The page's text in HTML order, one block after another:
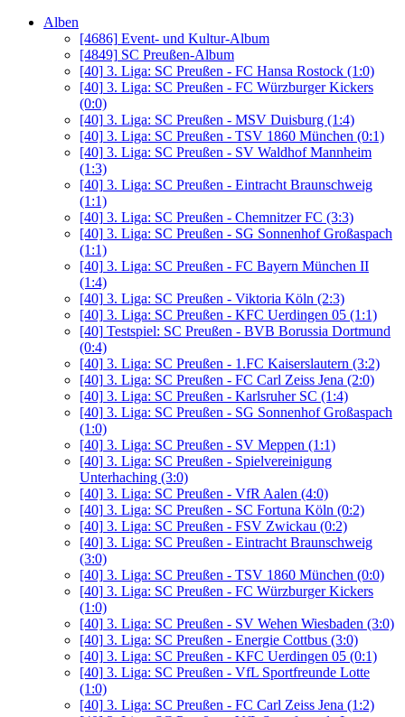
Alben
[4686] Event- und Kultur-Album
[4849] SC Preußen-Album
[40] 3. Liga: SC Preußen - FC Hansa Rostock (1:0)
[40] 3. Liga: SC Preußen - FC Würzburger Kickers
(0:0)
[40] 3. Liga: SC Preußen - MSV Duisburg (1:4)
[40] 3. Liga: SC Preußen - TSV 1860 München (0:1)
[40] 3. Liga: SC Preußen - SV Waldhof Mannheim
(1:3)
[40] 3. Liga: SC Preußen - Eintracht Braunschweig
(1:1)
[40] 3. Liga: SC Preußen - Chemnitzer FC (3:3)
[40] 3. Liga: SC Preußen - SG Sonnenhof Großaspach
(1:1)
[40] 3. Liga: SC Preußen - FC Bayern München II
(1:4)
[40] 3. Liga: SC Preußen - Viktoria Köln (2:3)
[40] 3. Liga: SC Preußen - KFC Uerdingen 05 (1:1)
[40] Testspiel: SC Preußen - BVB Borussia Dortmund
(0:4)
[40] 3. Liga: SC Preußen - 1.FC Kaiserslautern (3:2)
[40] 3. Liga: SC Preußen - FC Carl Zeiss Jena (2:0)
[40] 3. Liga: SC Preußen - Karlsruher SC (1:4)
[40] 3. Liga: SC Preußen - SG Sonnenhof Großaspach
(1:0)
[40] 3. Liga: SC Preußen - SV Meppen (1:1)
[40] 3. Liga: SC Preußen - Spielvereinigung
Unterhaching (3:0)
[40] 3. Liga: SC Preußen - VfR Aalen (4:0)
[40] 3. Liga: SC Preußen - SC Fortuna Köln (0:2)
[40] 3. Liga: SC Preußen - FSV Zwickau (0:2)
[40] 3. Liga: SC Preußen - Eintracht Braunschweig
(3:0)
[40] 3. Liga: SC Preußen - TSV 1860 München (0:0)
[40] 3. Liga: SC Preußen - FC Würzburger Kickers
(1:0)
[40] 3. Liga: SC Preußen - SV Wehen Wiesbaden (3:0)
[40] 3. Liga: SC Preußen - Energie Cottbus (3:0)
[40] 3. Liga: SC Preußen - KFC Uerdingen 05 (0:1)
[40] 3. Liga: SC Preußen - VfL Sportfreunde Lotte
(1:0)
[40] 3. Liga: SC Preußen - FC Carl Zeiss Jena (1:2)